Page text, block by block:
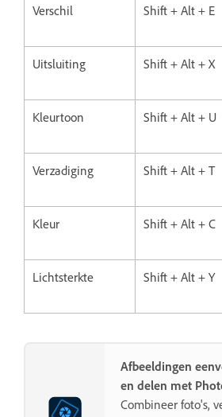
Verschil Shift + Alt + E
Uitsluiting Shift + Alt + X
Kleurtoon Shift + Alt + U
Verzadiging Shift + Alt + T
Kleur Shift + Alt + C
Lichtsterkte Shift + Alt + Y
Afbeeldingen
en delen met
Combineer foto's,